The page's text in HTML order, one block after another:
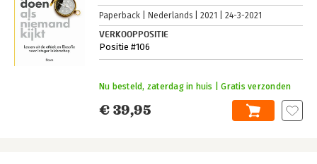
Paperback Nederlands 2021 24-3-2021
VERKOOPPOSITIE
Positie #106
€ 39,95
Nu besteld, zaterdag in huis | Gratis verzonden